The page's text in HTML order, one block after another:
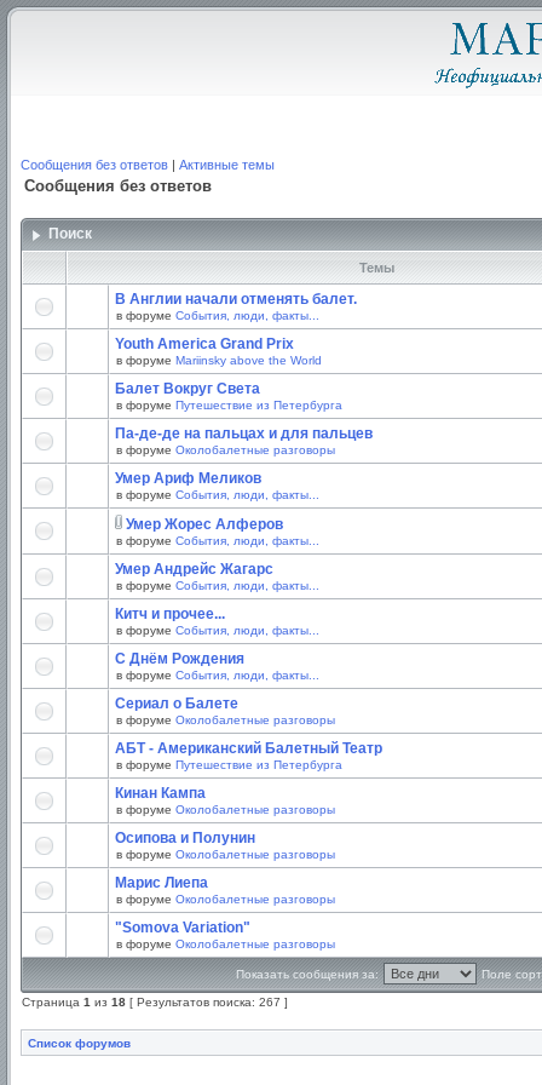
Сообщения без ответов | Активные темы
Сообщения без ответов
Поиск
Темы
В Англии начали отменять балет.
в форуме События, люди, факты...
Youth America Grand Prix
в форуме Mariinsky above the World
Балет Вокруг Света
в форуме Путешествие из Петербурга
Па-де-де на пальцах и для пальцев
в форуме Околобалетные разговоры
Умер Ариф Меликов
в форуме События, люди, факты...
Умер Жорес Алферов
в форуме События, люди, факты...
Умер Андрейс Жагарс
в форуме События, люди, факты...
Китч и прочее...
в форуме События, люди, факты...
С Днём Рождения
в форуме События, люди, факты...
Сериал о Балете
в форуме Околобалетные разговоры
АБТ - Американский Балетный Театр
в форуме Путешествие из Петербурга
Кинан Кампа
в форуме Околобалетные разговоры
Осипова и Полунин
в форуме Околобалетные разговоры
Марис Лиепа
в форуме Околобалетные разговоры
"Somova Variation"
в форуме Околобалетные разговоры
Показать сообщения за: Поле
Страница 1 из 18 [ Результатов поиска: 267 ]
Список форумов